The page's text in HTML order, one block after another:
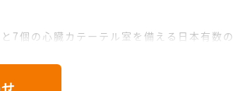
7個の心臓カテーテル室を備える日本有数の
ざいます。
行っております。